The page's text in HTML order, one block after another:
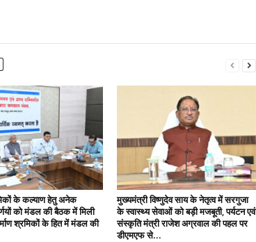
के कल्याण हेतु अनेक
को मंडल की बैठक में मिली
श्रमिकों के हित में मंडल की
मुख्यमंत्री विष्णुदेव साय के नेतृत्व में सरगुजा
के स्वास्थ्य सेवाओं को बड़ी मजबूती, पर्यटन एवं
संस्कृति मंत्री राजेश अग्रवाल की पहल पर
डीएमएफ से...